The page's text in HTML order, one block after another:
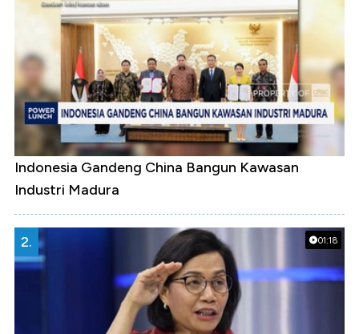
Indonesia Gandeng China Bangun Kawasan
Industri Madura
01:18
2.